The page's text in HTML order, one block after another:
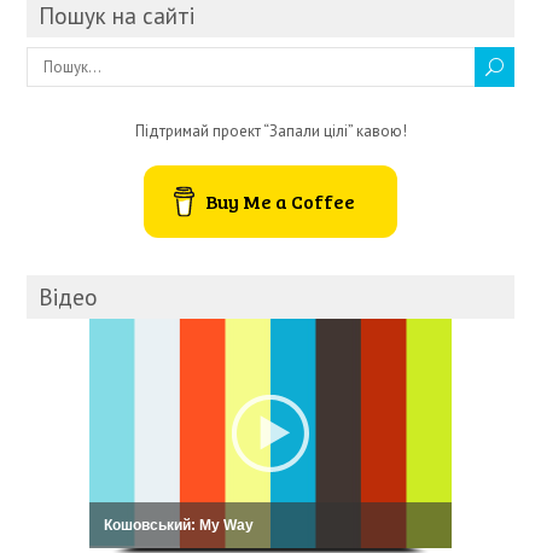
Пошук на сайті
Підтримай проект “Запали цілі” кавою!
Buy Me a Coffee
Відео
Лекція про персональні фінанси